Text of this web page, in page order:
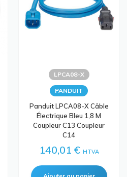
LPCA08-X
PANDUIT
Panduit LPCA08-X Câble
Électrique Bleu 1,8 M
Coupleur C13 Coupleur
C14
140,01 € HTVA